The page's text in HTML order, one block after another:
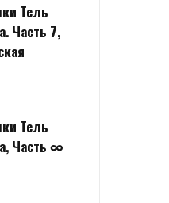
Тель
Часть 7,
Тель
Часть ∞